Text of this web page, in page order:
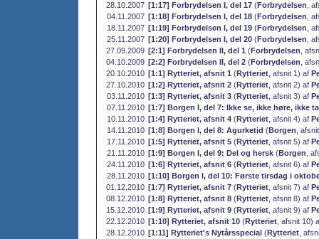
28.10.2007 [1:17] Forbrydelsen I, del 17 (Forbrydelsen ,
04.11.2007 [1:18] Forbrydelsen I, del 18 (Forbrydelsen ,
18.11.2007 [1:19] Forbrydelsen I, del 19 (Forbrydelsen ,
25.11.2007 [1:20] Forbrydelsen I, del 20 (Forbrydelsen ,
27.09.2009 [2:1] Forbrydelsen II, del 1 (Forbrydelsen ,
04.10.2009 [2:2] Forbrydelsen II, del 2 (Forbrydelsen ,
20.10.2010 [1:1] Rytteriet, afsnit 1 (Rytteriet , afsnit 1) af
27.10.2010 [1:2] Rytteriet, afsnit 2 (Rytteriet , afsnit 2) af
03.11.2010 [1:3] Rytteriet, afsnit 3 (Rytteriet , afsnit 3) af
07.11.2010 [1:7] Borgen I, del 7: Ikke se, ikke høre, ikke
10.11.2010 [1:4] Rytteriet, afsnit 4 (Rytteriet , afsnit 4) af
14.11.2010 [1:8] Borgen I, del 8: Agurketid (Borgen ,
17.11.2010 [1:5] Rytteriet, afsnit 5 (Rytteriet , afsnit 5) af
21.11.2010 [1:9] Borgen I, del 9: Del og hersk (Borgen ,
24.11.2010 [1:6] Rytteriet, afsnit 6 (Rytteriet , afsnit 6) af
28.11.2010 [1:10] Borgen I, del 10: Første tirsdag i
01.12.2010 [1:7] Rytteriet, afsnit 7 (Rytteriet , afsnit 7) af
08.12.2010 [1:8] Rytteriet, afsnit 8 (Rytteriet , afsnit 8) af
15.12.2010 [1:9] Rytteriet, afsnit 9 (Rytteriet , afsnit 9) af
22.12.2010 [1:10] Rytteriet, afsnit 10 (Rytteriet , afsnit 10)
28.12.2010 [1:11] Rytteriet's Nytårsspecial (Rytteriet ,